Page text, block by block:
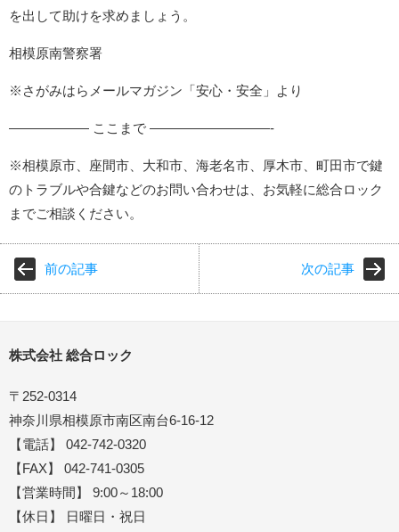
を出して助けを求めましょう。
相模原南警察署
※さがみはらメールマガジン「安心・安全」より
—————— ここまで —————————-
※相模原市、座間市、大和市、海老名市、厚木市、町田市で鍵
のトラブルや合鍵などのお問い合わせは、お気軽に総合ロック
までご相談ください。
前の記事 次の記事
株式会社 総合ロック
〒252-0314
神奈川県相模原市南区南台6-16-12
【電話】 042-742-0320
【FAX】 042-741-0305
【営業時間】 9:00～18:00
【休日】 日曜日・祝日